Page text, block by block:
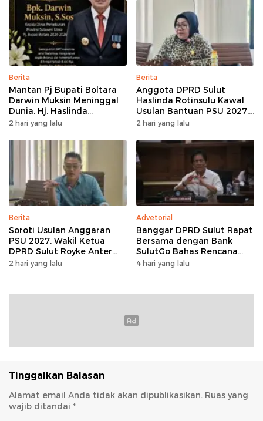
Berita
Mantan Pj Bupati Boltara
Darwin Muksin Meninggal
Dunia, Hj. Haslinda
Rotinsulu Sampaikan Turut
Almarhum Sosok
Berdedikasi
2 hari yang lalu
Berita
Anggota DPRD Sulut
Haslinda Rotinsulu Kawal
Usulan Bantuan PSU 2027,
BMR Diharap Jadi
2 hari yang lalu
Berita
Soroti Usulan Anggaran
PSU 2027, Wakil Ketua
DPRD Sulut Royke Anter
Minta Perkimtan Turun
2 hari yang lalu
Advetorial
Banggar DPRD Sulut Rapat
Bersama dengan Bank
SulutGo Bahas Rencana
Penyertaan Modal Rp30
4 hari yang lalu
Tinggalkan Balasan
Alamat email Anda tidak akan dipublikasikan. Ruas yang
wajib ditandai *